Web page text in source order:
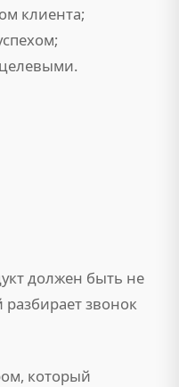
клиента;
должен быть не
звонок
который